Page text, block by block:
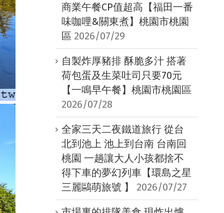
商業午餐CP值超高【福田一番
味咖哩&關東煮】桃園市桃園
區 2026/07/29
自製炸厚豬排 酥脆多汁 搭著
荷包蛋及生菜吐司只要70元
【一鳴早午餐】桃園市桃園區
2026/07/28
全家三天二夜鐵道旅行 從台
北到池上 池上到台南 台南回
桃園 一趟讓大人小孩都捨不
得下車的夢幻列車【環島之星
三麗鷗萌旅號 】
2026/07/27